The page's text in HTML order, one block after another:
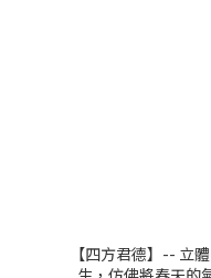
【四方君德】-- 立